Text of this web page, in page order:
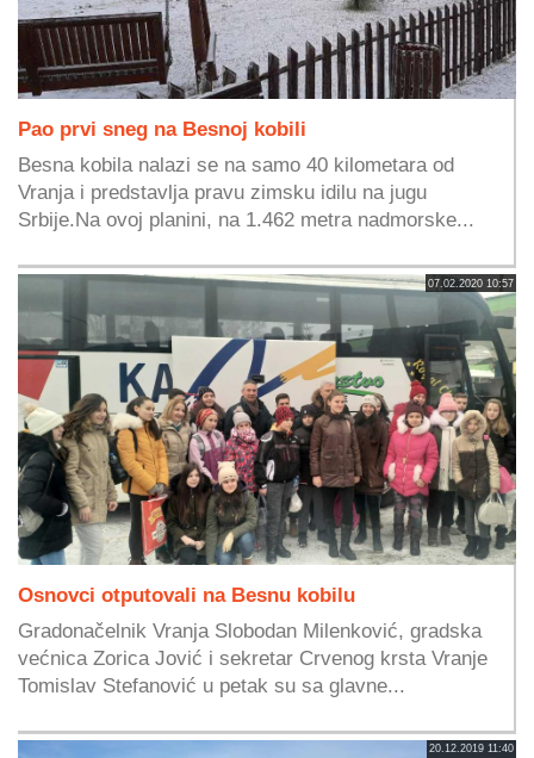
Pao prvi sneg na Besnoj kobili
Besna kobila nalazi se na samo 40 kilometara od
Vranja i predstavlja pravu zimsku idilu na jugu
Srbije.Na ovoj planini, na 1.462 metra nadmorske...
07.02.2020 10:57
Osnovci otputovali na Besnu kobilu
Gradonačelnik Vranja Slobodan Milenković, gradska
većnica Zorica Jović i sekretar Crvenog krsta Vranje
Tomislav Stefanović u petak su sa glavne...
20.12.2019 11:40